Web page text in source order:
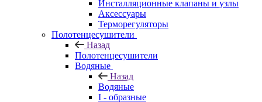
Инсталляционные клапаны и узлы
Аксессуары
Терморегуляторы
Полотенцесушители
Назад
Полотенцесушители
Водяные
Назад
Водяные
I - образные